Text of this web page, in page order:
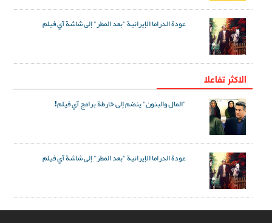
عودة الدراما الإيرانية "بعد المطر" إلى شاشة آي فيلم
الاکثر تفاعلا
"المال والبنون" ينضم إلى خارطة برامج آي فيلم!
عودة الدراما الإيرانية "بعد المطر" إلى شاشة آي فيلم